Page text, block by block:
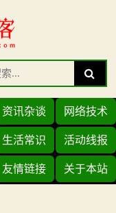
Search
资讯杂谈 网络技术
生活常识 活动线报
友情链接 关于本站